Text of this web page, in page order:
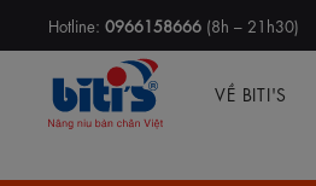
Hotline: 0966158666 (8h – 21h30)
VỀ BITI'S